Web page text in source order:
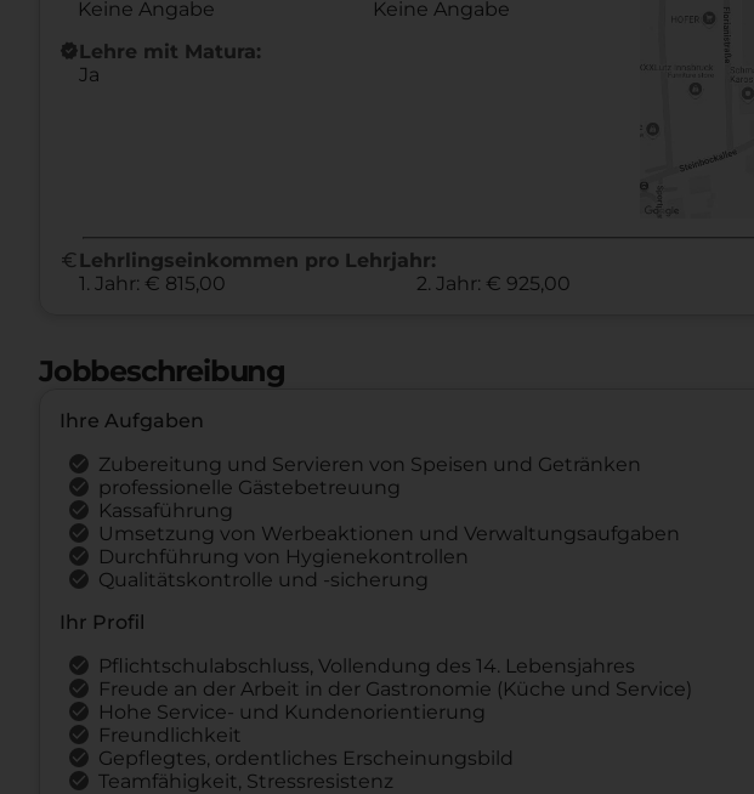
Keine Angabe
Keine Angabe
new_releasesLehre mit Matura:
Ja
euro Lehrlingseinkommen pro Lehrjahr:
1. Jahr: € 815,00
2. Jahr: € 925,00
Jobbeschreibung
Ihre Aufgaben
Zubereitung und Servieren von Speisen und Getränken
professionelle Gästebetreuung
Kassaführung
Umsetzung von Werbeaktionen und Verwaltungsaufgaben
Durchführung von Hygienekontrollen
Qualitätskontrolle und -sicherung
Ihr Profil
Pflichtschulabschluss, Vollendung des 14. Lebensjahres
Freude an der Arbeit in der Gastronomie (Küche und Service)
Hohe Service- und Kundenorientierung
Freundlichkeit
Gepflegtes, ordentliches Erscheinungsbild
Teamfähigkeit, Stressresistenz